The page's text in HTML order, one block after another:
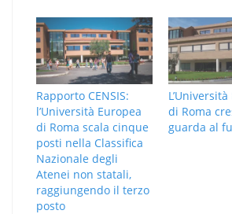
Rapporto CENSIS:
l’Università Europea
di Roma scala cinque
posti nella Classifica
Nazionale degli
Atenei non statali,
raggiungendo il terzo
posto
di Roma
guarda al